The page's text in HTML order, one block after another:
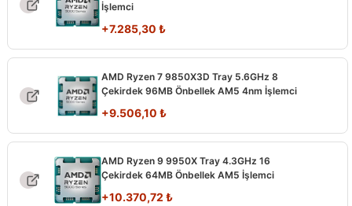
İşlemci
+7.285,30 ₺
AMD Ryzen 7 9850X3D Tray 5.6GHz 8
Çekirdek 96MB Önbellek AM5 4nm İşlemci
+9.506,10 ₺
AMD Ryzen 9 9950X Tray 4.3GHz 16
Çekirdek 64MB Önbellek AM5 İşlemci
+10.370,72 ₺